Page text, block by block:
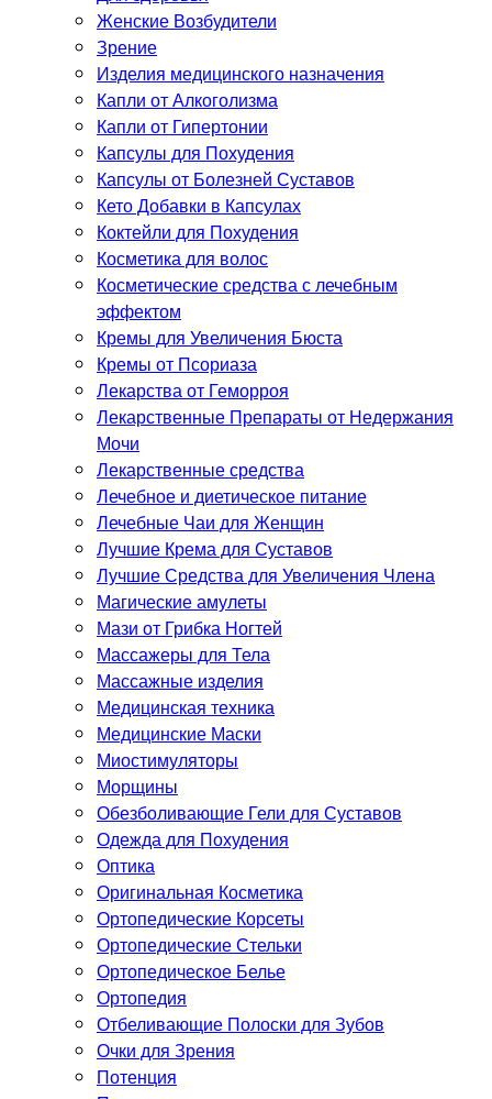
Женские Возбудители
Зрение
Изделия медицинского назначения
Капли от Алкоголизма
Капли от Гипертонии
Капсулы для Похудения
Капсулы от Болезней Суставов
Кето Добавки в Капсулах
Коктейли для Похудения
Косметика для волос
Косметические средства с лечебным
эффектом
Кремы для Увеличения Бюста
Кремы от Псориаза
Лекарства от Геморроя
Лекарственные Препараты от Недержания
Мочи
Лекарственные средства
Лечебное и диетическое питание
Лечебные Чаи для Женщин
Лучшие Крема для Суставов
Лучшие Средства для Увеличения Члена
Магические амулеты
Мази от Грибка Ногтей
Массажеры для Тела
Массажные изделия
Медицинская техника
Медицинские Маски
Миостимуляторы
Морщины
Обезболивающие Гели для Суставов
Одежда для Похудения
Оптика
Оригинальная Косметика
Ортопедические Корсеты
Ортопедические Стельки
Ортопедическое Белье
Ортопедия
Отбеливающие Полоски для Зубов
Очки для Зрения
Потенция